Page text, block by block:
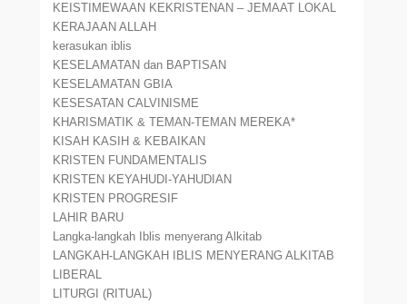
KEISTIMEWAAN KEKRISTENAN – JEMAAT LOKAL
KERAJAAN ALLAH
kerasukan iblis
KESELAMATAN dan BAPTISAN
KESELAMATAN GBIA
KESESATAN CALVINISME
KHARISMATIK & TEMAN-TEMAN MEREKA*
KISAH KASIH & KEBAIKAN
KRISTEN FUNDAMENTALIS
KRISTEN KEYAHUDI-YAHUDIAN
KRISTEN PROGRESIF
LAHIR BARU
Langka-langkah Iblis menyerang Alkitab
LANGKAH-LANGKAH IBLIS MENYERANG ALKITAB
LIBERAL
LITURGI (RITUAL)